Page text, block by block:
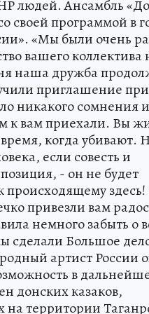
людей. Ансамбль
своей программой в
«Мы были очень
вашего
наша дружба
приглашение
никакого сомнения
к вам приехали. Вы
когда убивают.
если совесть и
- он не будет
происходящему
привезли вам
немного забыть о
сделали Большое
артист России
в
донских казаков,
территории